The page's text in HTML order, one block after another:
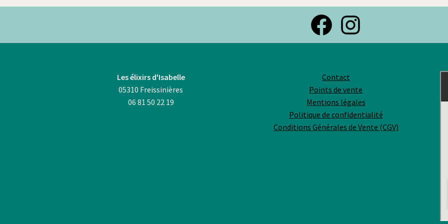
Facebook
Les élixirs d'Isabelle
05310 Freissinières
06 81 50 22 19
Contact
Points de vente
Mentions légales
Politique de confidentialité
Conditions Générales de Vente (CGV)